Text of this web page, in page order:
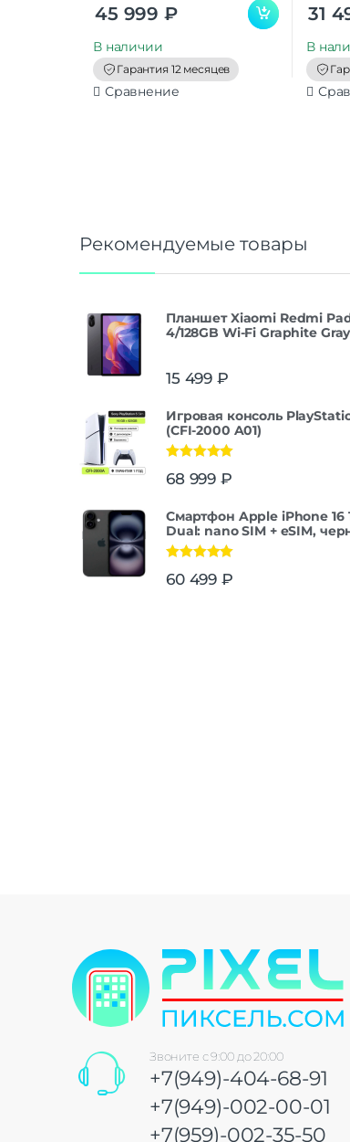
o
o
45 999 ₽
В наличии
Гарантия 12 месяцев
Сравнение
o
o
31
В
Рекомендуемые товары
Планшет Xiaomi Redmi
4/128GB Wi-Fi Graphite Gray
15 499 ₽
Игровая консоль
(CFI-2000 A01)
из 5
68 999 ₽
Смартфон Apple iPhone 16
Dual: nano SIM + eSIM,
из 5
60 499 ₽
Звоните с 9:00 до 20:00
+7(949)-404-68-91
+7(949)-002-00-01
+7(959)-002-35-50